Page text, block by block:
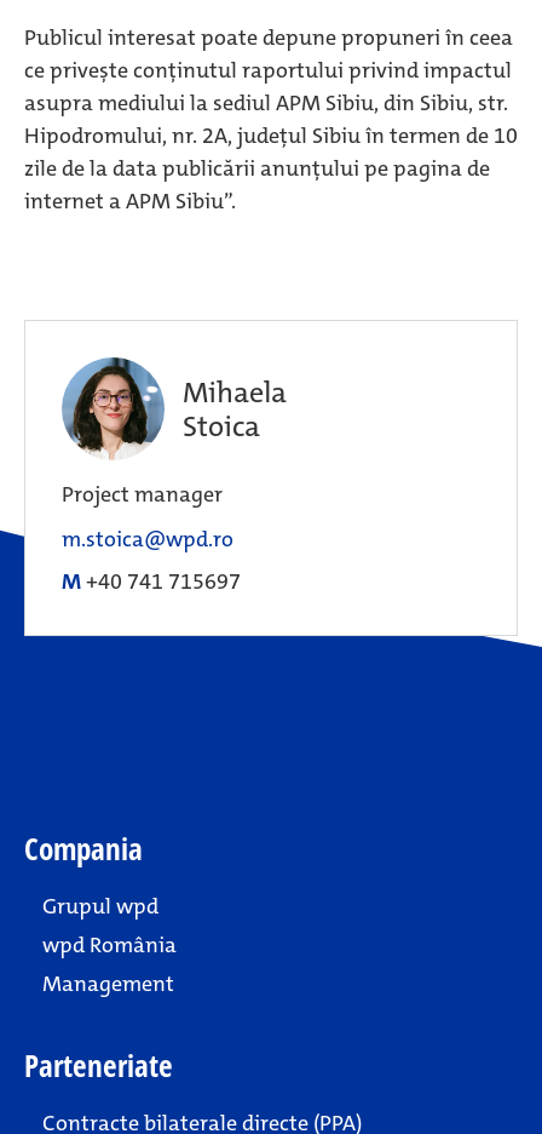
Publicul interesat poate depune propuneri în ceea
ce priveşte conţinutul raportului privind impactul
asupra mediului la sediul APM Sibiu, din Sibiu, str.
Hipodromului, nr. 2A, județul Sibiu în termen de 10
zile de la data publicării anunţului pe pagina de
internet a APM Sibiu”.
Mihaela
Stoica
Project manager
m.stoica@wpd.ro
M+40 741 715697
Compania
Grupul wpd
wpd România
Management
Parteneriate
Contracte bilaterale directe (PPA)